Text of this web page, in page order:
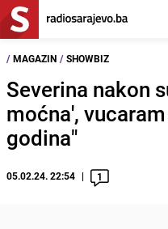
/ MAGAZIN / SHOWBIZ
Severina nakon
moćna',
godina"
05.02.24. 22:54 1